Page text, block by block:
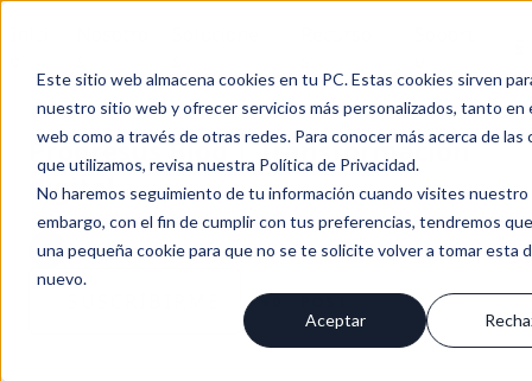
Este sitio web almacena cookies en tu PC. Estas cookies sirven
nuestro sitio web y ofrecer servicios más personalizados, tanto en
web como a través de otras redes. Para conocer más acerca de las
que utilizamos, revisa nuestra Política de Privacidad.
No haremos seguimiento de tu información cuando visites nuestro
embargo, con el fin de cumplir con tus preferencias, tendremos
una pequeña cookie para que no se te solicite volver a tomar esta
nuevo.
Aceptar
Progresus Blog | Transformación
digital
BLOG PROGRESUS / NOTICIAS & NOVEDADES
+0